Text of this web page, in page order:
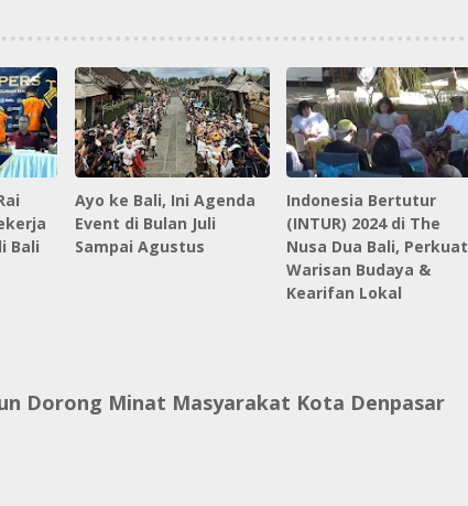
Bali
Ayo ke Bali, Ini Agenda
Event di Bulan Juli
Sampai Agustus
Indonesia Bertutur
(INTUR) 2024 di The
Nusa Dua Bali, Perkuat
Warisan Budaya &
Kearifan Lokal
Dorong Minat Masyarakat Kota Denpasar